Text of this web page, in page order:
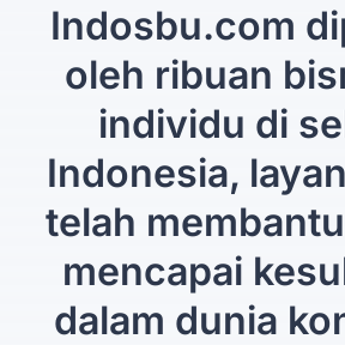
Indosbu.com
oleh ribuan
individu di
Indonesia,
telah
mencapai
dalam dunia